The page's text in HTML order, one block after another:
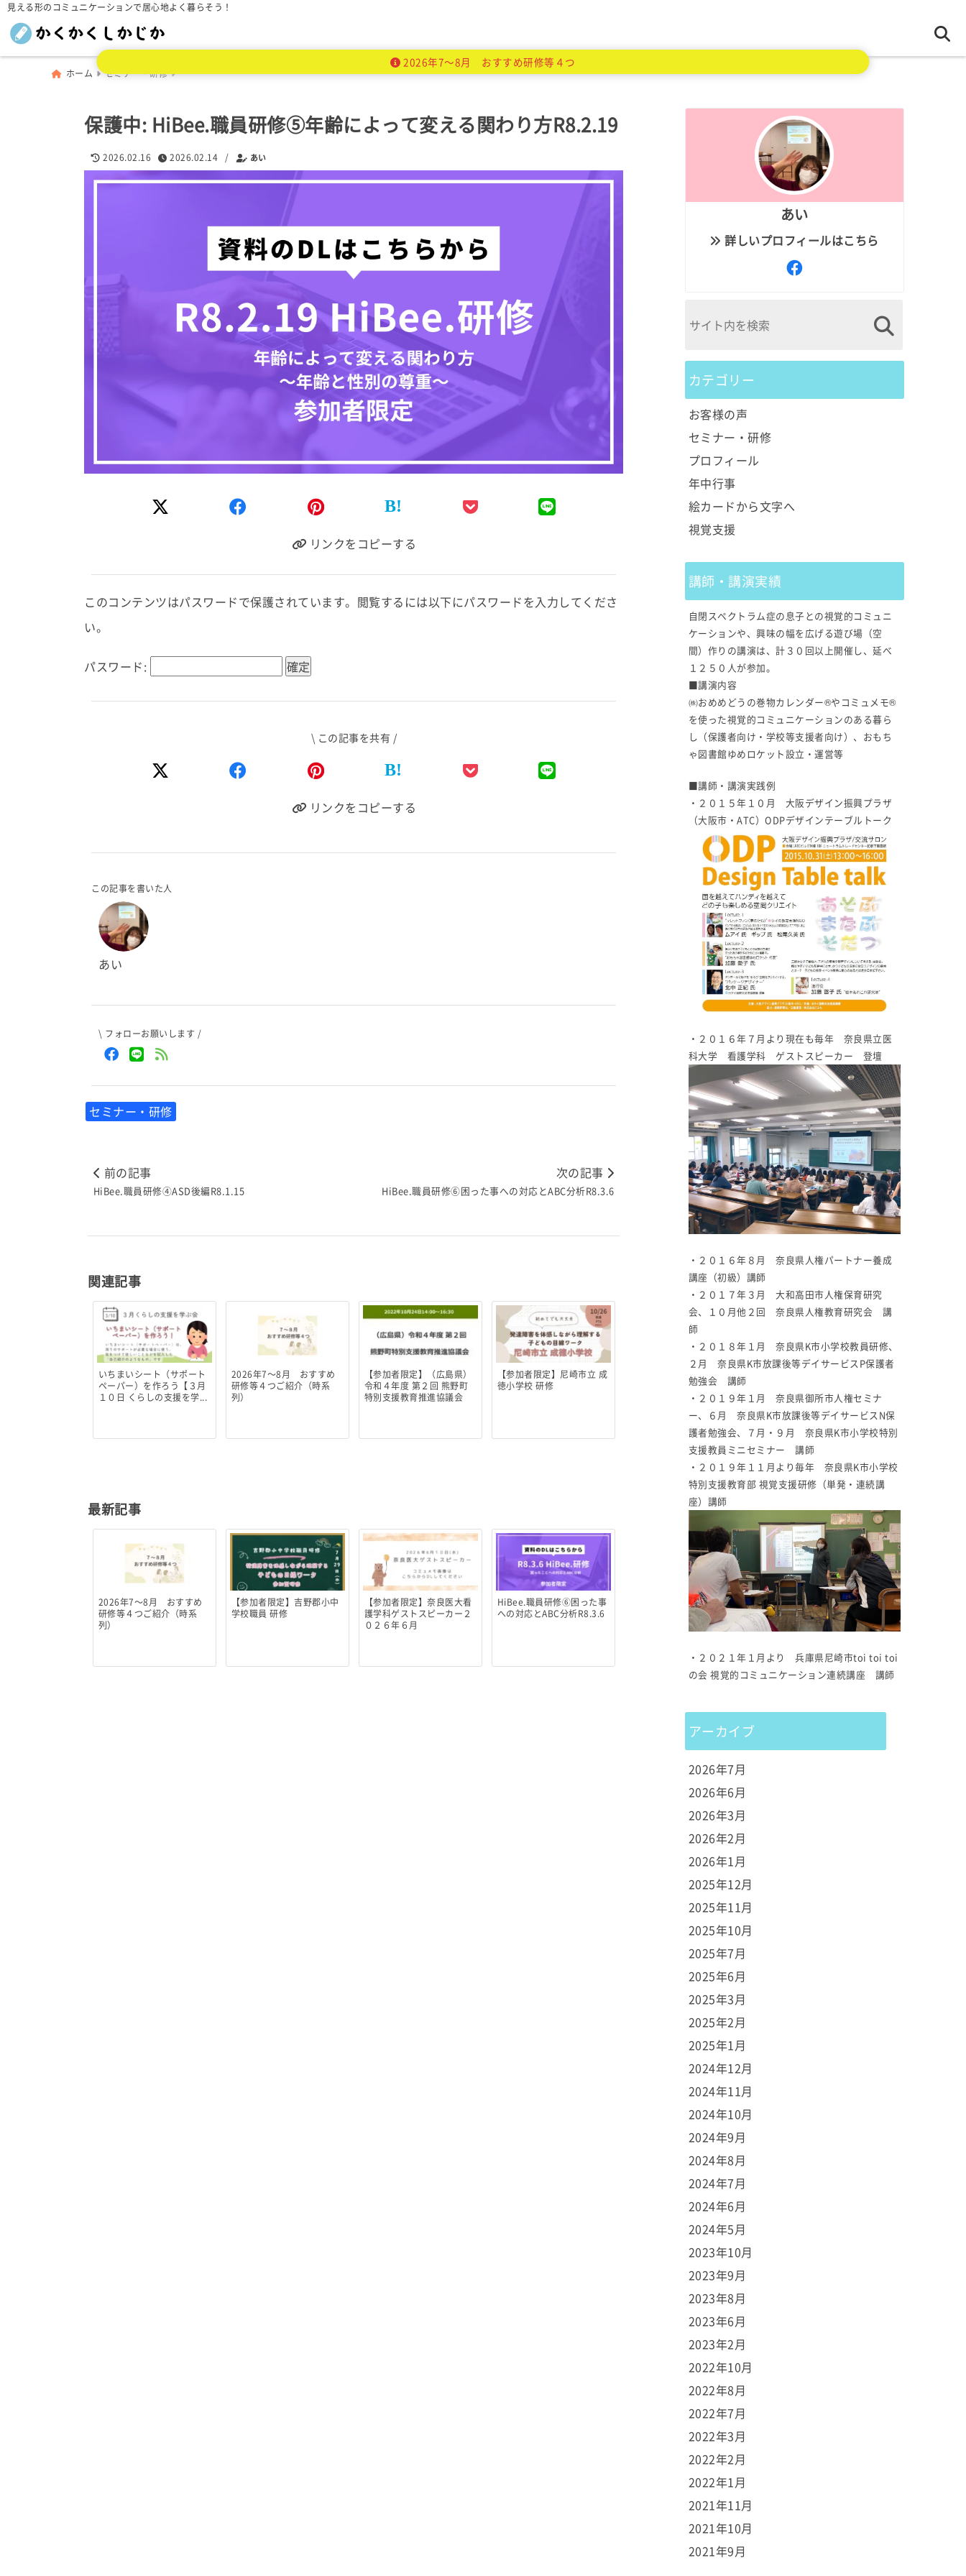
見える形のコミュニケーションで居心地よく暮らそう！
2026年7～8月 おすすめ研修等４つ
ホーム セミナー・研修
保護中: HiBee.職員研修⑤年齢によって変える関わり方R8.2.19
2026.02.16 2026.02.14 / あい
B!
リンクをコピーする
このコンテンツはパスワードで保護されています。閲覧するには以下にパスワードを入力してくださ
い。
パスワード:
\ この記事を共有 /
B!
リンクをコピーする
この記事を書いた人
あい
\ フォローお願いします /
セミナー・研修
前の記事
HiBee.職員研修④ASD後編R8.1.15
次の記事
HiBee.職員研修⑥困った事への対応とABC分析R8.3.6
関連記事
いちまいシート（サポート
ペーパー）を作ろう【３月
１０日 くらしの支援を学...
2026年7～8月 おすすめ
研修等４つご紹介（時系
列）
【参加者限定】（広島県）
令和４年度 第２回 熊野町
特別支援教育推進協議会
【参加者限定】尼崎市立 成
徳小学校 研修
最新記事
2026年7～8月 おすすめ
研修等４つご紹介（時系
列）
【参加者限定】吉野郡小中
学校職員 研修
【参加者限定】奈良医大看
護学科ゲストスピーカー２
０２６年６月
HiBee.職員研修⑥困った事
への対応とABC分析R8.3.6
あい
詳しいプロフィールはこちら
カテゴリー
お客様の声
セミナー・研修
プロフィール
年中行事
絵カードから文字へ
視覚支援
講師・講演実績
自閉スペクトラム症の息子との視覚的コミュニ
ケーションや、興味の幅を広げる遊び場（空
間）作りの講演は、計３０回以上開催し、延べ
１２５０人が参加。
■講演内容
㈱おめめどうの巻物カレンダー®やコミュメモ®
を使った視覚的コミュニケーションのある暮ら
し（保護者向け・学校等支援者向け）、おもち
ゃ図書館ゆめロケット設立・運営等
■講師・講演実践例
・２０１５年１０月 大阪デザイン振興プラザ
（大阪市・ATC）ODPデザインテーブルトーク
・２０１６年７月より現在も毎年 奈良県立医
科大学 看護学科 ゲストスピーカー 登壇
・２０１６年８月 奈良県人権パートナー養成
講座（初級）講師
・２０１７年３月 大和高田市人権保育研究
会、１０月他２回 奈良県人権教育研究会 講
師
・２０１８年１月 奈良県K市小学校教員研修、
２月 奈良県K市放課後等デイサービスP保護者
勉強会 講師
・２０１９年１月 奈良県御所市人権セミナ
ー、６月 奈良県K市放課後等デイサービスN保
護者勉強会、７月・９月 奈良県K市小学校特別
支援教員ミニセミナー 講師
・２０１９年１１月より毎年 奈良県K市小学校
特別支援教育部 視覚支援研修（単発・連続講
座）講師
・２０２１年１月より 兵庫県尼崎市toi toi toi
の会 視覚的コミュニケーション連続講座 講師
アーカイブ
2026年7月
2026年6月
2026年3月
2026年2月
2026年1月
2025年12月
2025年11月
2025年10月
2025年7月
2025年6月
2025年3月
2025年2月
2025年1月
2024年12月
2024年11月
2024年10月
2024年9月
2024年8月
2024年7月
2024年6月
2024年5月
2023年10月
2023年9月
2023年8月
2023年6月
2023年2月
2022年10月
2022年8月
2022年7月
2022年3月
2022年2月
2022年1月
2021年11月
2021年10月
2021年9月